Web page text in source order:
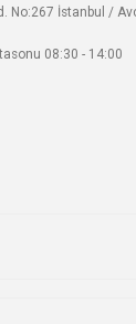
No:267 İstanbul /
08:30 - 14:00